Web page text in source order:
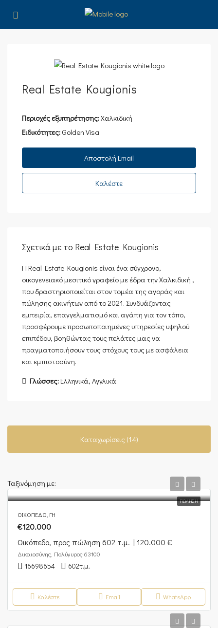
Real Estate Kougionis
Περιοχές εξυπηρέτησης:Χαλκιδική
Ειδικότητες: Golden Visa
Αποστολή Email
Καλέστε
Σχετικά με το Real Estate Kougionis
Η Real Estate Kougionis είναι ένα σύγχρονο,
οικογενειακό μεσιτικό γραφείο με έδρα την Χαλκιδική ,
που δραστηριοποιείται στον τομέα της αγοράς και
πώλησης ακινήτων από το 2021. Συνδυάζοντας
εμπειρία, επαγγελματισμό και αγάπη για τον τόπο,
προσφέρουμε προσωποποιημένες υπηρεσίες υψηλού
επιπέδου, βοηθώντας τους πελάτες μας να
πραγματοποιήσουν τους στόχους τους με ασφάλεια
και εμπιστοσύνη.
Γλώσσες: Ελληνικά, Αγγλικά
Καταχωρίσεις (14)
Ταξινόμηση με:
ΠΏΛΗΣΗ
ΟΙΚΌΠΕΔΟ, ΓΗ
€120.000
Οικόπεδο, προς πώληση 602 τ.μ. | 120.000 €
Δικαιοσύνης, Πολύγυρος 63100
16698654 602τ.μ.
Καλέστε Email WhatsApp